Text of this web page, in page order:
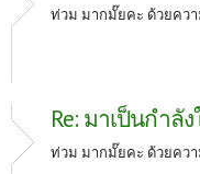
ท่วม มากมั๊ยคะ ด้วยควา
Re: มาเป็นกำลัง
ท่วม มากมั๊ยคะ ด้วยควา